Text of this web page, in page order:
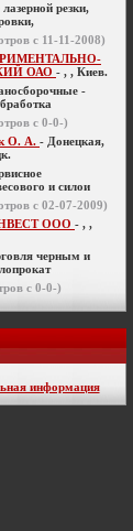
резки,
с 11-11-2008)
ОАО - , , Киев.
-
с 0-0-)
О. А. - Донецкая,
и силои
с 02-07-2009)
ООО - , ,
черным и
с 0-0-)
информация